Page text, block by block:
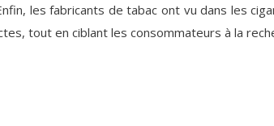
les fabricants de tabac ont vu dans les
tout en ciblant les consommateurs à la